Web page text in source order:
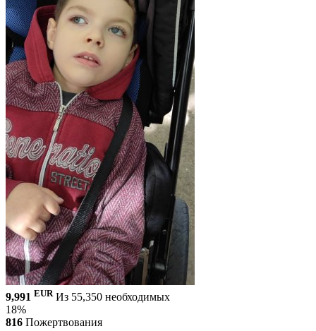
9,991 EUR Из 55,350 необходимых
18%
816 Пожертвования